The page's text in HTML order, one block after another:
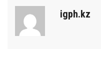
igph.kz